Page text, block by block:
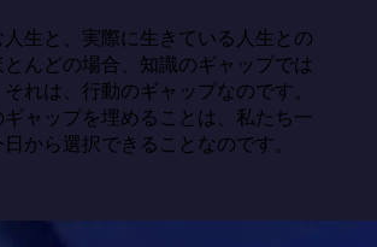
生と、実際に生きている人生との
んどの場合、知識のギャップでは
れは、行動のギャップなのです。
ャップを埋めることは、私たち一
から選択できることなのです。